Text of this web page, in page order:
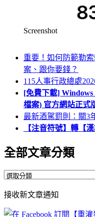
Screenshot
重要！如何防範勒
案、跟你要錢？
115人事行政總處
[免費下載]
檔案) 官方網站正式
最新酒駕罰則：關3
【注音符號】轉【
全部文章分類
全
文
章
接收新文章通知